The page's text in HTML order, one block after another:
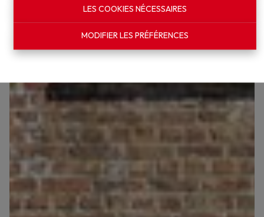
LES COOKIES NÉCESSAIRES
MODIFIER LES PRÉFÉRENCES